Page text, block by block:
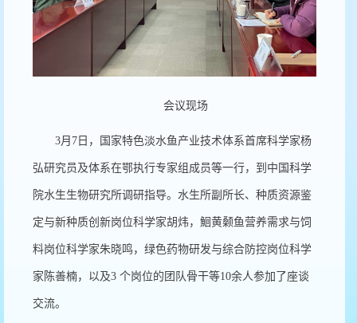
会议现场
3月7日，国家特色淡水鱼产业技术体系首席科学家杨
弘研究员及体系在鄂执行专家组成员等一行，到中国科学
院水生生物研究所调研指导。水生所副所长、种质资源鉴
定与新种质创新岗位科学家胡炜，鮰黄颡鱼营养需求与饲
料岗位科学家朱晓鸣，绿色药物研发与综合防控岗位科学
家陈善楠，以及3 个岗位的团队骨干等10余人参加了座谈
交流。